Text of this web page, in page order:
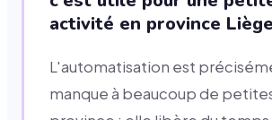
activité en province
L'automatisation est
manque à beaucoup de